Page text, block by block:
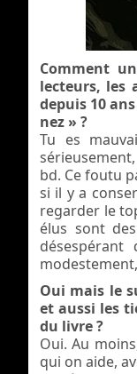
Comment
lecteurs, les
depuis 10
nez » ?
Tu es
bd. Ce foutu
si il y a
regarder le
élus sont
désespérant
Oui mais le
et aussi les
du livre ?
Oui. Au
qui on aide,